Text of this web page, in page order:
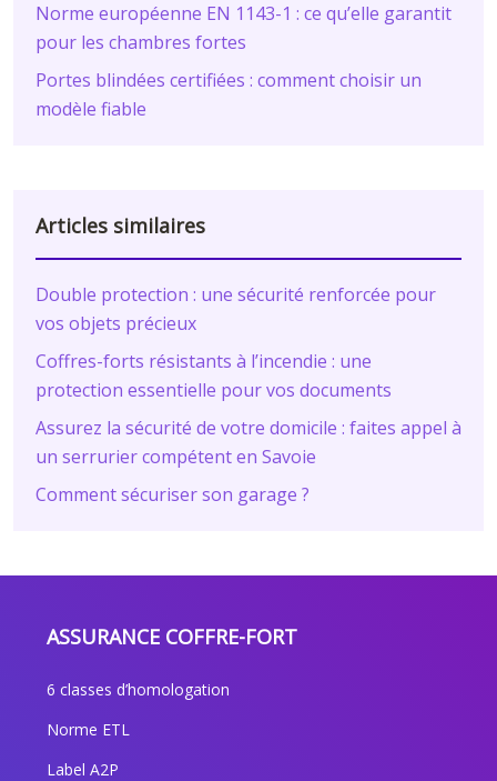
Norme européenne EN 1143-1 : ce qu’elle garantit
pour les chambres fortes
Portes blindées certifiées : comment choisir un
modèle fiable
Articles similaires
Double protection : une sécurité renforcée pour
vos objets précieux
Coffres-forts résistants à l’incendie : une
protection essentielle pour vos documents
Assurez la sécurité de votre domicile : faites appel à
un serrurier compétent en Savoie
Comment sécuriser son garage ?
ASSURANCE COFFRE-FORT
6 classes d’homologation
Norme ETL
Label A2P